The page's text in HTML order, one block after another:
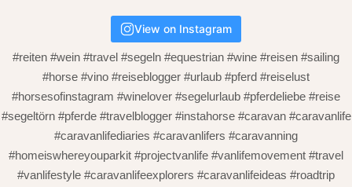
View on Instagram
#reiten #wein #travel #segeln #equestrian #wine #reisen #sailing
#horse #vino #reiseblogger #urlaub #pferd #reiselust
#horsesofinstagram #winelover #segelurlaub #pferdeliebe #reise
#segeltörn #pferde #travelblogger #instahorse #caravan #caravanlife
#caravanlifediaries #caravanlifers #caravanning
#homeiswhereyouparkit #projectvanlife #vanlifemovement #travel
#vanlifestyle #caravanlifeexplorers #caravanlifeideas #roadtrip